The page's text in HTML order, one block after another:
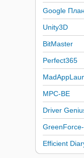
Google
Unity3D
BitMaster
Perfect365
MPC-BE
Driver
Efficient